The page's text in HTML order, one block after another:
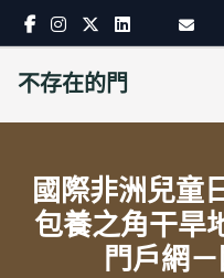
Skip
content
不存在的門
國際非洲兒童
包養之角干旱
門戶網